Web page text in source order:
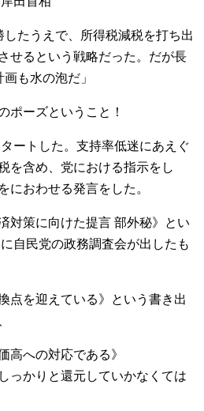
したうえで、所得税減税を打ち出
せるという戦略だった。だが長
も水の泡だ」
ポーズということ！
ートした。支持率低迷にあえぐ
を含め、党における指示をし
におわせる発言をした。
対策に向けた提言 部外秘》とい
自民党の政務調査会が出したも
点を迎えている》という書き出
高への対応である》
っかりと還元していかなくては